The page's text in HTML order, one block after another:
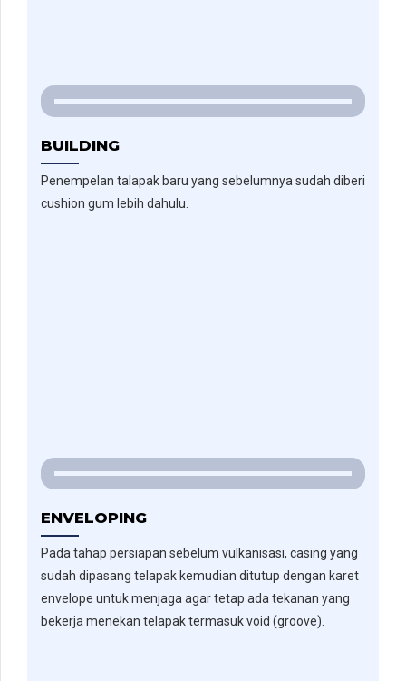
BUILDING
Penempelan talapak baru yang sebelumnya sudah diberi
cushion gum lebih dahulu.
ENVELOPING
Pada tahap persiapan sebelum vulkanisasi, casing yang
sudah dipasang telapak kemudian ditutup dengan karet
envelope untuk menjaga agar tetap ada tekanan yang
bekerja menekan telapak termasuk void (groove).